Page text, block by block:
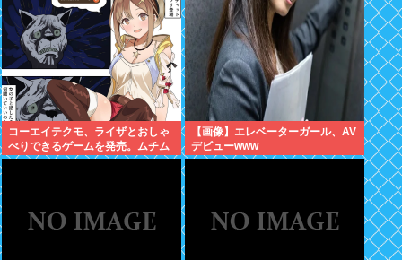
コーエイテクモ、ライザとおしゃ
べりできるゲームを発売。ムチム
チムワァ
【画像】エレベーターガール、AV
デビューwww